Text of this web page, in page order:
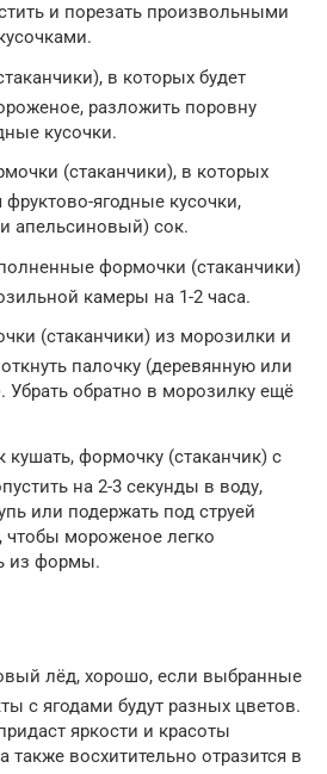
и порезать произвольными
в которых будет
разложить поровну
кусочки.
(стаканчики), в которых
фруктово-ягодные кусочки,
апельсиновый) сок.
формочки (стаканчики)
камеры на 1-2 часа.
(стаканчики) из морозилки и
палочку (деревянную или
Убрать обратно в морозилку ещё
кушать, формочку (стаканчик) с
на 2-3 секунды в воду,
или подержать под струей
чтобы мороженое легко
из формы.
лёд, хорошо, если выбранные
с ягодами будут разных цветов.
яркости и красоты
также восхитительно отразится в